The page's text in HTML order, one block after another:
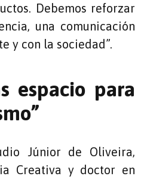
Debemos reforzar
una comunicación
y con la sociedad”.
espacio para
Júnior de Oliveira,
Creativa y doctor en